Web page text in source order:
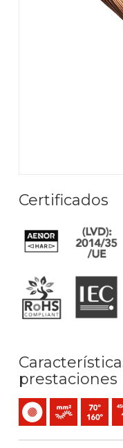
Certificados
prestaciones
Unipolar Conductor